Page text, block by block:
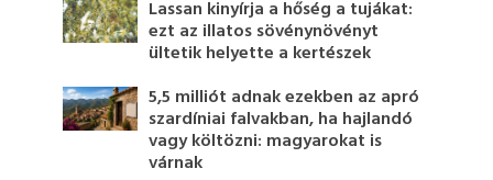
Lassan kinyírja a hőség a tujákat:
ezt az illatos sövénynövényt
ültetik helyette a kertészek
5,5 milliót adnak ezekben az apró
szardíniai falvakban, ha hajlandó
vagy költözni: magyarokat is
várnak